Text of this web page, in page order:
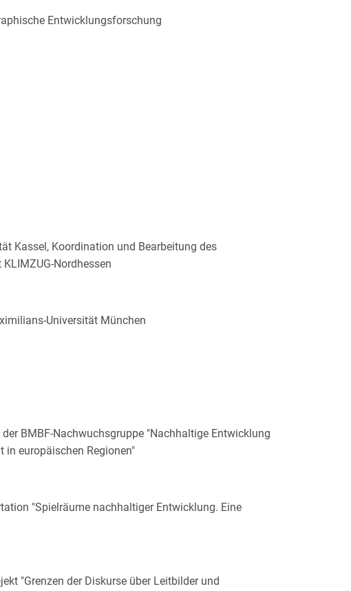
Entwicklungsforschung
Kassel, Koordination und Bearbeitung des
Nordhessen
Universität München
BMBF-Nachwuchsgruppe "Nachhaltige Entwicklung
europäischen Regionen"
"Spielräume nachhaltiger Entwicklung. Eine
"Grenzen der Diskurse über Leitbilder und